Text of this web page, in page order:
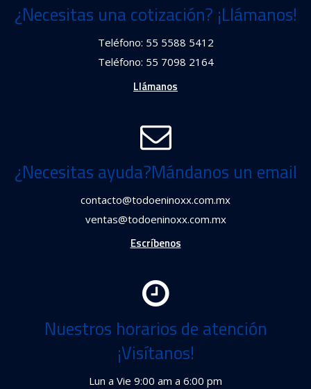
¿Necesitas una cotización? ¡Llámanos!
Teléfono: 55 5588 5412
Teléfono: 55 7098 2164
Llámanos
¿Necesitas ayuda?Mándanos un email
contacto@todoeninoxx.com.mx
ventas@todoeninoxx.com.mx
Escríbenos
Nuestros horarios de atención
¡Visítanos!
Lun a Vie 9:00 am a 6:00 pm